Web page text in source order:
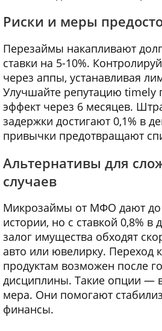
Риски и меры
Перезаймы накапливают
ставки на 5-10%.
через аппы, устанавливая
Улучшайте репутацию
эффект через 6 месяцев.
задержки достигают 0,1% в
привычки предотвращают
Альтернативы для
случаев
Микрозаймы от МФО дают до
истории, но с ставкой 0,8% в
залог имущества обходят
авто или ювелирку. Переход
продуктам возможен после
дисциплины. Такие опции —
мера. Они помогают
финансы.